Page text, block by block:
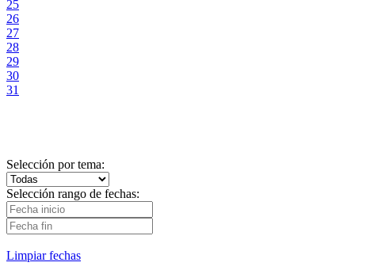
25
26
27
28
29
30
31
Selección por tema:
Selección rango de fechas:
Limpiar fechas